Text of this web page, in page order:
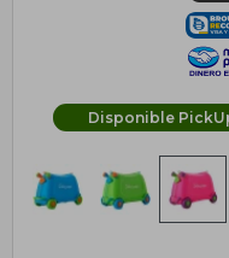
Disponible